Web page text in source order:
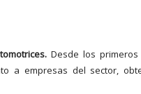
Desde los primeros
a empresas del sector,